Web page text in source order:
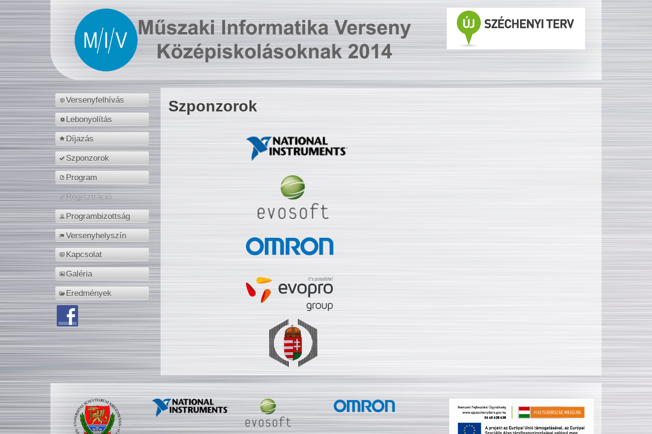
Versenyfelhívás
Lebonyolítás
Díjazás
Szponzorok
Program
Regisztráció
Programbizottság
Versenyhelyszín
Kapcsolat
Galéria
Eredmények
Szponzorok